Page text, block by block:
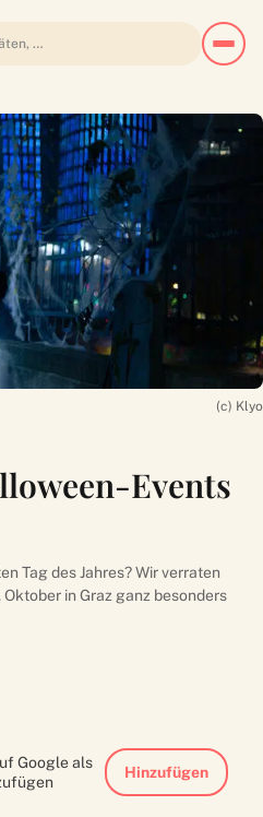
(c) Klyo
Events
Tag des Jahres? Wir verraten
Oktober in Graz ganz besonders
Google als
Hinzufügen